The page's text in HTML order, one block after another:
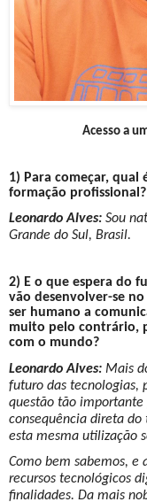
Acesso a
1) Para começar, qual
formação profissional?
Leonardo Alves: Sou
Grande do Sul, Brasil.
2) E o que espera do
vão desenvolver-se
ser humano a
muito pelo contrário,
com o mundo?
Leonardo Alves: Mais
futuro das tecnologias,
questão tão importante
consequência direta
esta mesma utilização
Como bem sabemos, e
recursos tecnológicos
finalidades. Da mais